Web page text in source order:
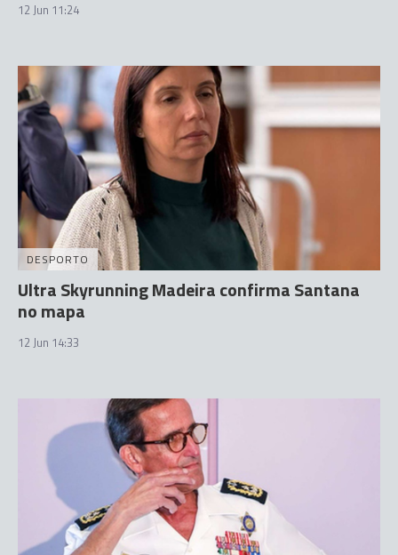
12 Jun 11:24
DESPORTO
Ultra Skyrunning Madeira confirma Santana
no mapa
12 Jun 14:33